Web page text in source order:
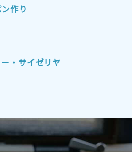
9月
12月 2021年11月
9月
12月 2020年11月
9月 2020年8月
作り
・サイゼリヤ